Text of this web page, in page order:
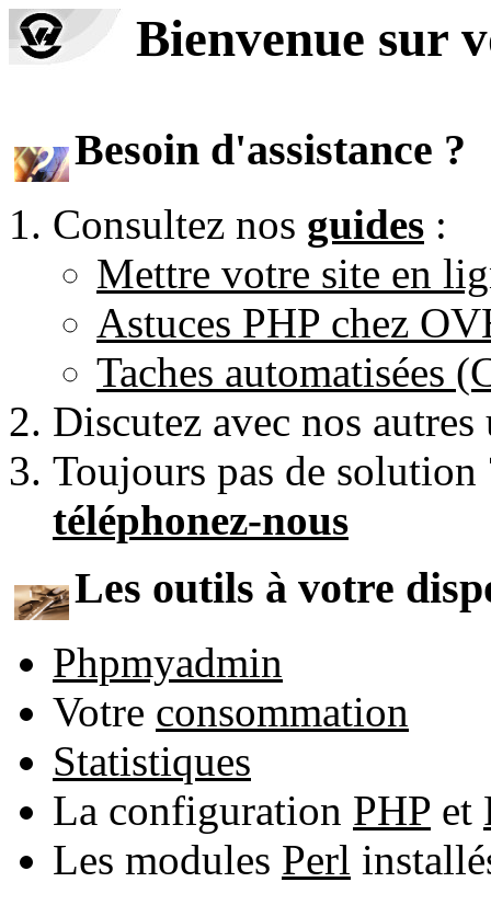
Bienvenue sur
Besoin d'assistance ?
Consultez nos guides :
Mettre votre site en
Astuces PHP chez
Taches automatisées
Discutez avec nos
Toujours pas de
téléphonez-nous
Les outils à votre
Phpmyadmin
Votre consommation
Statistiques
La configuration PHP et
Les modules Perl